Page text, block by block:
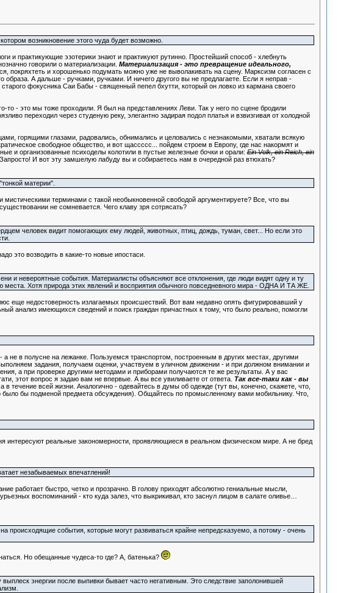
возникновение этого чуда будет возможно.
и практикующие эзотерики знают и практикуют рутинно. Простейший способ - хлебнуть
говорили о материализации. Материализация - это превращение идеального,
покряхтеть и хорошенько подумать можно уже не выволакивать на сцену. Марксизм согласен с
образа. А дальше - ручками, ручками. И ничего другого вы не предлагаете. Если я неправ -
фокусника Саи Бабы - священный пепел бхутти, который он ловко из кармана своего
то - это мы тоже проходили. Я был на представлениях Леви. Так у него по сцене бродили
переходил через студеную реку, элегантно задирая подол платья и взвизгивая от холодной
горящими глазами, радовались, обнимались и целовались с незнакомыми, хватали всякую
свободное общество, и вот щассссс... пойдем строем в Европу, где нас накормят и
и организованные психоделы колотили в пустые железные бочки и орали:Ein Volk, ein Reich, ein
И вот эту замшелую лабуду вы и собираетесь нам в очередной раз втюхать?
материи".
терминами с такой необыкновенной свободой аргументируете? Все, что вы
не сомневается. Чего клаву зря сотрясать?
человек видит помогающих ему людей, животных, птиц, дождь, туман, свет... Но если это
это возводить в какие-то новые ипостаси.
и невероятные события. Материалисты объясняют все отклонения, где люди видят одну и ту
Хотя природа этих явлений и восприятия обычного повседневного мира - ОДНА И ТА ЖЕ.
еще недостоверность излагаемых происшествий. Вот вам недавно опять фигурировавший у
анализ имеющихся сведений и поиск граждан причастных к тому, что было реально, помогли
в полусне на лежанке. Пользуемся транспортом, построенным в других местах, другими
задания, получаем оценки, участвуем в уличном движении - и при должном внимании и
а при проверке другими методами и приборами получаются те же результаты. А у вас
этот вопрос я задаю вам не впервые. А вы все увиливаете от ответа. Так все-таки как - вы
течение всей жизни. Аналогично - одевайтесь в думы об одежде (тут вы, конечно, скажете, что,
бы подменой предмета обсуждения). Общайтесь по промысленному вами мобильнику. Что,
интересуют реальные закономерности, проявляющиеся в реальном физическом мире. А не бред
незабываемых впечатлений!
работает быстро, четко и прозрачно. В голову приходят абсолютно гениальные мысли,
воспоминаний - кто куда залез, что выкрикивал, кто заснул лицом в салате оливье…
происходящие события, которые могут развиваться крайне непредсказуемо, а потому - очень
Но обещанные чудеса-то где? А, батенька?
энергии после выпивки бывает часто негативным. Это следствие заполонившей